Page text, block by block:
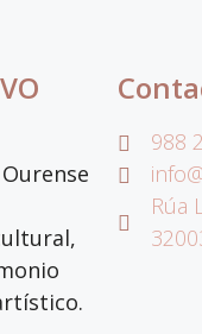
988
Rúa